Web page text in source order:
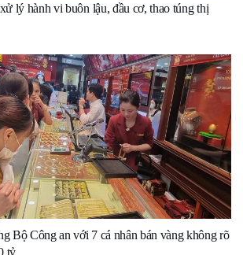
lý hành vi buôn lậu, đầu cơ, thao túng thị
Bộ Công an với 7 cá nhân bán vàng không rõ
tỷ